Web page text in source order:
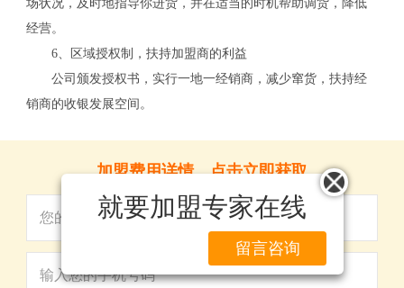
就要加盟专家在线
留言咨询
场状况，及时地指导你进货，并在适当的时机帮助调货，降低
经营。
6、区域授权制，扶持加盟商的利益
公司颁发授权书，实行一地一经销商，减少窜货，扶持经
销商的收银发展空间。
加盟费用详情，点击立即获取